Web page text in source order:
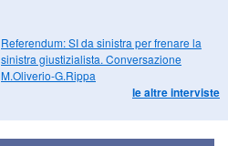
Referendum: SI da sinistra per frenare la
sinistra giustizialista. Conversazione
M.Oliverio-G.Rippa
le altre interviste